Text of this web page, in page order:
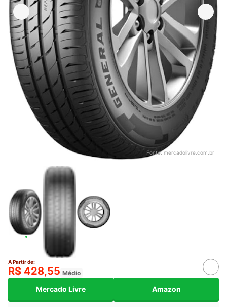
Fonte:mercadolivre.com.br
A Partir de:
R$ 428,55 Médio
Mercado Livre Amazon